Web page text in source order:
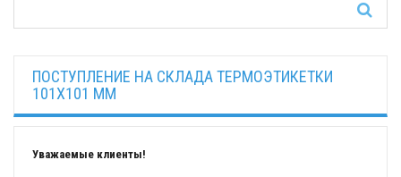
ПОСТУПЛЕНИЕ НА СКЛАДА ТЕРМОЭТИКЕТКИ
101Х101 ММ
Уважаемые клиенты!